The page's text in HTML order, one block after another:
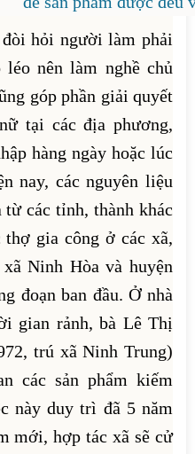
hỏi người làm phải
nên làm nghề chủ
góp phần giải quyết
tại các địa phương,
hàng ngày hoặc lúc
nay, các nguyên liệu
các tỉnh, thành khác
thợ gia công ở các xã,
Ninh Hòa và huyện
đoạn ban đầu. Ở nhà
gian rảnh, bà Lê Thị
trú xã Ninh Trung)
các sản phẩm kiếm
này duy trì đã 5 năm
mới, hợp tác xã sẽ cử